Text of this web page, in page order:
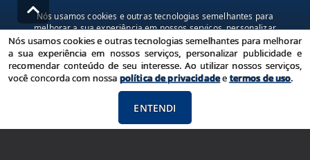
Nós usamos cookies e outras tecnologias semelhantes para
melhorar a sua experiência em nossos serviços, personalizar
publicidade e recomendar conteúdo de seu interesse. Ao utilizar
nossos serviços, você concorda com nossa política de privacidade e
termos de uso.
Política de Privacidade Termos de uso
Nós usamos cookies e outras tecnologias semelhantes para melhorar
a sua experiência em nossos serviços, personalizar publicidade e
recomendar conteúdo de seu interesse. Ao utilizar nossos serviços,
você concorda com nossa política de privacidadeetermos de uso.
ENTENDI